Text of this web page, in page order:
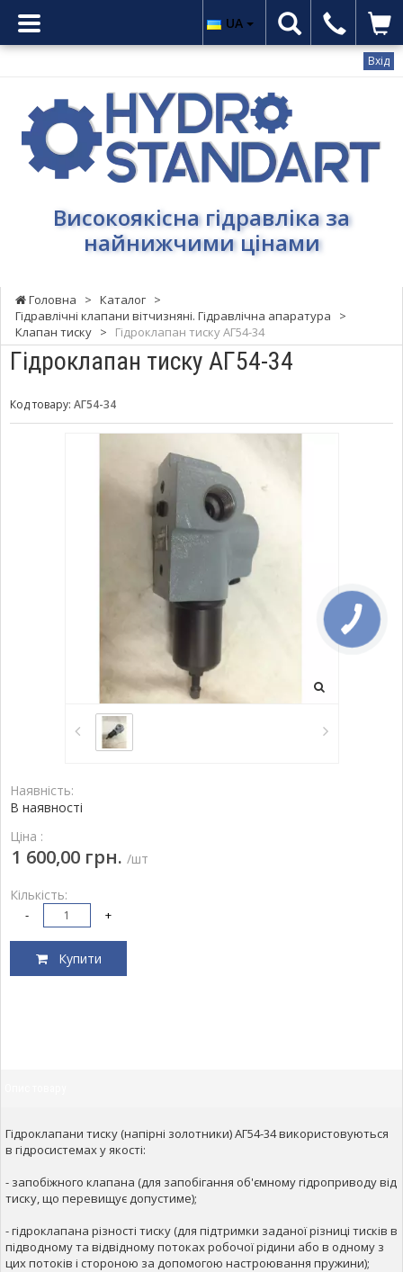
Вхід
Гідростандарт
Високоякісна
гідравліка
цінамиВисокоякісна гідравліка за
найнижчими цінами
UA
Головна > Каталог >
Гідравлічні клапани вітчизняні. Гідравлічна апаратура
>
Клапан тиску > Гідроклапан тиску АГ54-34
Гідроклапан тиску АГ54-34
Код товару: АГ54-34
Наявність:
В наявності
Ціна :
1 600,00 грн. /шт
Кількість:
- +
Купити
Гідроклапани тиску (напірні золотники) АГ54-34 використовуються
в гідросистемах у якості:
- запобіжного клапана (для запобігання об'ємному гідроприводу від
тиску, що перевищує допустиме);
- гідроклапана різності тиску (для підтримки заданої різниці тисків в
підводному та відвідному потоках робочої рідини або в одному з
цих потоків і стороною за допомогою настроювання пружини);